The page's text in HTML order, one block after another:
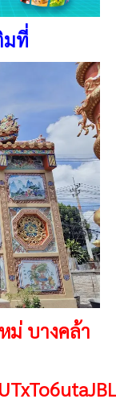
มที่
ม่ บางคล้า